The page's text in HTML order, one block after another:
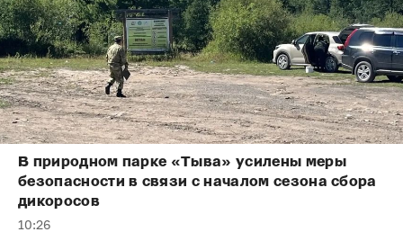
В природном парке «Тыва» усилены меры
безопасности в связи с началом сезона сбора
дикоросов
10:26